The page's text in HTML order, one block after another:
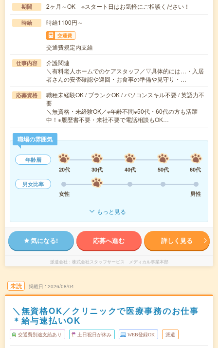
期間 2ヶ月～OK ※スタート日はお気軽にご相談ください！
時給 時給1100円～
交通費
交通費規定内支給
仕事内容
介護関連
＼有料老人ホームでのケアスタッフ／▽具体的には…・入居
者さんの安否確認や巡回・お食事の準備や見守り・…
応募資格
職種未経験OK / ブランクOK / パソコンスキル不要 / 英語力不
要
＼無資格・未経験OK／※年齢不問※50代・60代の方も活躍
中！※履歴書不要・来社不要で電話相談もOK…
職場の雰囲気
年齢層
20代
30代 40代 50代
60代
男女比率
女性
男性
もっと見る
気になる! 応募へ進む 詳しく見る
派遣会社 株式会社スタッフサービス メディカル事業本部
未読 掲載日 2026/08/04
＼無資格OK／クリニックで医療事務のお仕事
＊給与速払いOK
交通費別途支給あり 土日祝日が休み WEB登録OK 派遣